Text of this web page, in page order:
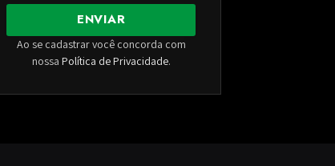
ENVIAR
Ao se cadastrar você concorda com
nossa Política de Privacidade.